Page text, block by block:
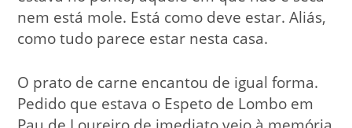
nem está mole. Está como deve estar. Aliás,
como tudo parece estar nesta casa.
O prato de carne encantou de igual forma.
Pedido que estava o Espeto de Lombo em